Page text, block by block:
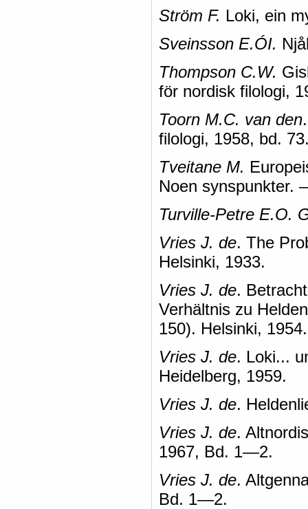
Ström F. Loki, ein
Sveinsson E.ÓI.
Thompson C.W.
för nordisk filologi,
Toorn M.C. van den
filologi, 1958, bd.
Tveitane M.
Noen synspunkter.
Turville-Petre E.O.
Vries J. de. The
Helsinki, 1933.
Vries J. de.
Verhältnis zu
150). Helsinki, 1954.
Vries J. de. Loki...
Heidelberg, 1959.
Vries J. de.
Vries J. de.
1967, Bd. 1—2.
Vries J. de.
Bd. 1—2.